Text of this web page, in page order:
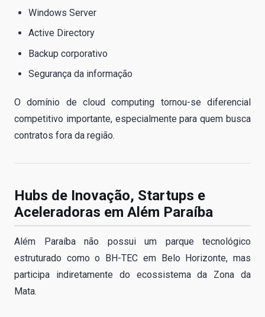
Windows Server
Active Directory
Backup corporativo
Segurança da informação
O domínio de cloud computing tornou-se diferencial
competitivo importante, especialmente para quem busca
contratos fora da região.
Hubs de Inovação, Startups e
Aceleradoras em Além Paraíba
Além Paraíba não possui um parque tecnológico
estruturado como o BH-TEC em Belo Horizonte, mas
participa indiretamente do ecossistema da Zona da
Mata.